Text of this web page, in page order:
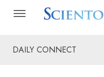
DAILY CONNECT